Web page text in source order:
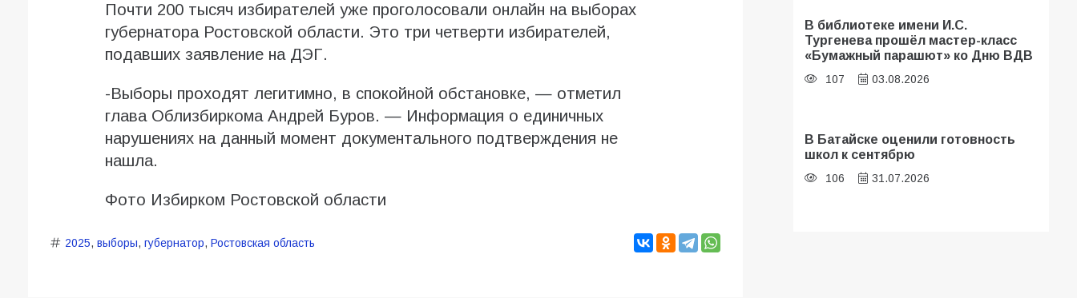
Почти 200 тысяч избирателей уже проголосовали онлайн на выборах
губернатора Ростовской области. Это три четверти избирателей,
подавших заявление на ДЭГ.
-Выборы проходят легитимно, в спокойной обстановке, — отметил
глава Облизбиркома Андрей Буров. — Информация о единичных
нарушениях на данный момент документального подтверждения не
нашла.
Фото Избирком Ростовской области
2025, выборы, губернатор, Ростовская область
В библиотеке имени И.С.
Тургенева прошёл мастер-класс
«Бумажный парашют» ко Дню ВДВ
107 03.08.2026
В Батайске оценили готовность
школ к сентябрю
106 31.07.2026